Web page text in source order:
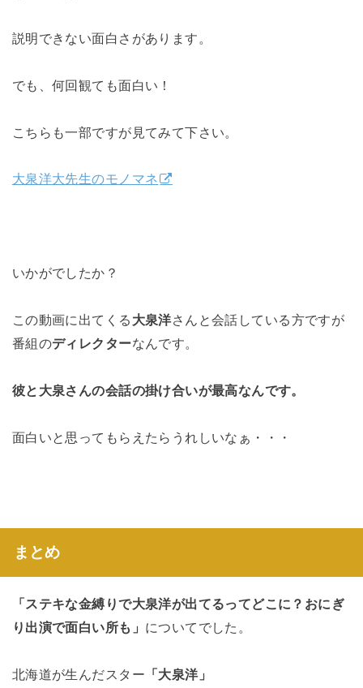
説明できない面白さがあります。
でも、何回観ても面白い！
こちらも一部ですが見てみて下さい。
大泉洋大先生のモノマネ
いかがでしたか？
この動画に出てくる 大泉洋さんと会話している方ですが
番組のディレクターなんです。
彼と大泉さんの会話の掛け合いが最高なんです。
面白いと思ってもらえたらうれしいなぁ・・・
まとめ
「ステキな金縛りで大泉洋が出てるってどこに？おにぎ
り出演で面白い所も」 についてでした。
北海道が生んだスター 「大泉洋」